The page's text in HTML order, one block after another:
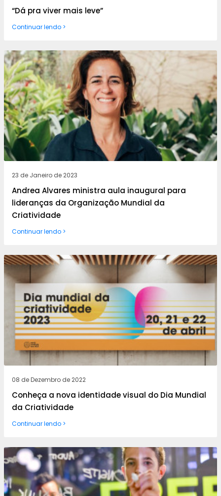
“Dá pra viver mais leve”
Continuar lendo >
23 de Janeiro de 2023
Andrea Alvares ministra aula inaugural para
lideranças da Organização Mundial da
Criatividade
Continuar lendo >
08 de Dezembro de 2022
Conheça a nova identidade visual do Dia Mundial
da Criatividade
Continuar lendo >